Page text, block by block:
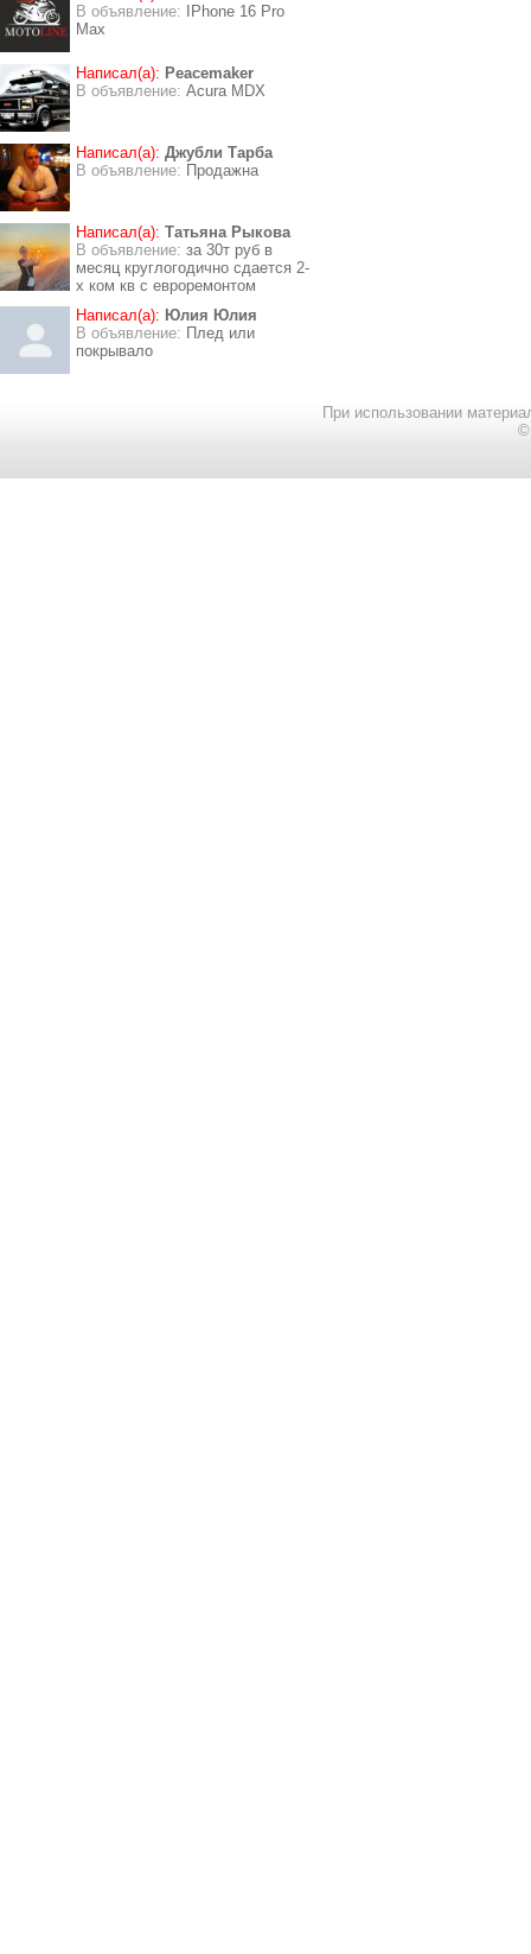
В объявление:
IPhone 16 Pro
Max
Написал(а): Peacemaker
В объявление: Acura MDX
Написал(а): Джубли Тарба
В объявление: Продажна
Написал(а): Татьяна Рыкова
В объявление: за 30т руб в
месяц круглогодично сдается 2-
х ком кв с евроремонтом
Написал(а): Юлия Юлия
В объявление: Плед или
покрывало
При использовании